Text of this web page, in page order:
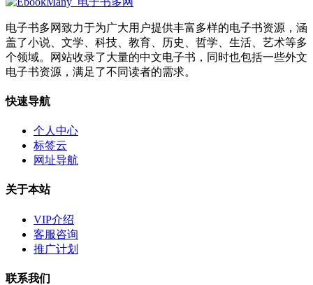
电子书多网致力于为广大用户提供丰富多样的电子书资源，涵
盖了小说、文学、科技、教育、历史、哲学、生活、艺术等多
个领域。网站收录了大量的中文电子书，同时也包括一些外文
电子书资源，满足了不同读者的需求。
快速导航
个人中心
标签云
网址导航
关于本站
VIP介绍
客服咨询
推广计划
联系我们